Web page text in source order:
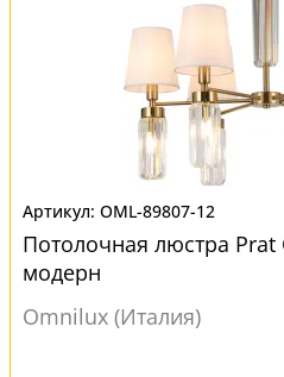
OML-89807-12
Потолочная люстра Prat
модерн
Omnilux (Италия)